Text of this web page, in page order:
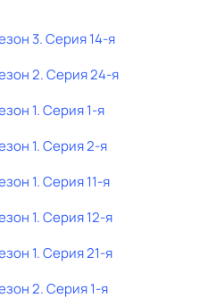
3. Серия 14-я
2. Серия 24-я
1. Серия 1-я
1. Серия 2-я
1. Серия 11-я
1. Серия 12-я
1. Серия 21-я
2. Серия 1-я